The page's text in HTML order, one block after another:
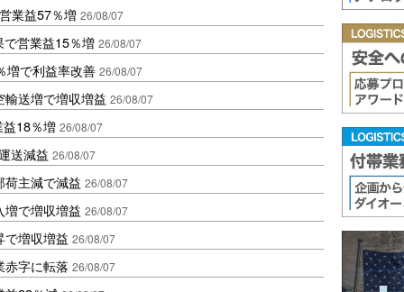
業益57％増 26/08/07
営業益15％増 26/08/07
増で利益率改善 26/08/07
送増で増収増益 26/08/07
18％増 26/08/07
送減益 26/08/07
主減で減益 26/08/07
で増収増益 26/08/07
で増収増益 26/08/07
赤字に転落 26/08/07